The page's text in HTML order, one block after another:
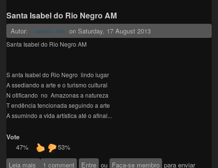
Santa Isabel do Rio Negro AM
Autor: Francis Perot on Saturday, 17 August 2013
Santa Isabel do Rio Negro AM
S anta Isabel do Rio Negro lindo lugar
A ssediando a arte e o turismo cultural
N otificando no Amazonas a natureza
T endência tencionada seguindo a arte
A ssumindo a vida artística até o afinal...
Vote
47%
53%
Leia mais sobre Santa Isabel do Rio Negro AM
1 comment Entre ou Faça-se membro para enviar